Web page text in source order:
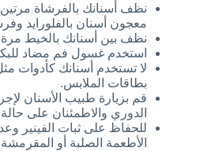
نظف أسنانك بالفرشاة مرتين
معجون أسنان بالفلورايد
نظف بين أسنانك بالخيط مرة
استخدم غسول فم مضاد
لا تستخدم أسنانك كأدوات
بطاقات الملابس.
قم بزيارة طبيب الأسنان
الدوري والاطمئنان على حالة
للحفاظ على ثبات الفينير
الأطعمة الصلبة أو